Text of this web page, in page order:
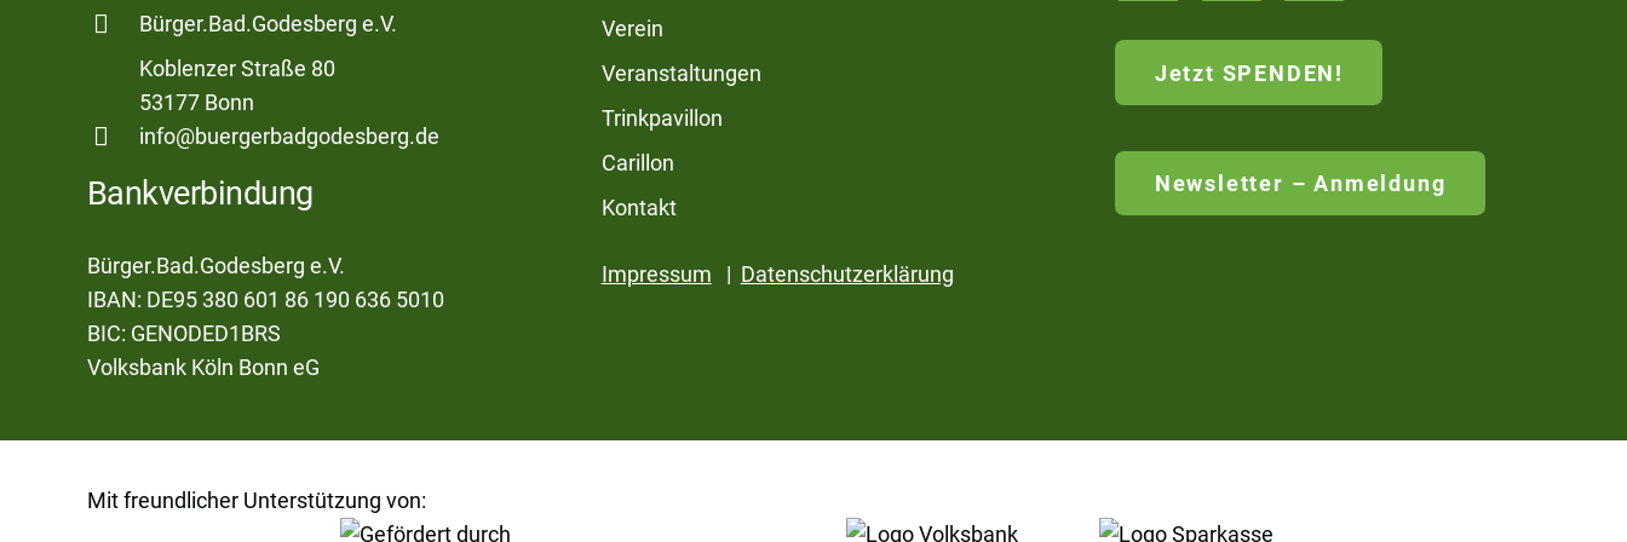
Bürger.Bad.Godesberg e.V.
Koblenzer Straße 80
53177 Bonn
info@buergerbadgodesberg.de
Bankverbindung
Bürger.Bad.Godesberg e.V.
IBAN: DE95 380 601 86 190 636 5010
BIC: GENODED1BRS
Volksbank Köln Bonn eG
Verein
Veranstaltungen
Trinkpavillon
Carillon
Kontakt
Impressum | Datenschutzerklärung
Jetzt SPENDEN!
Newsletter – Anmeldung
Mit freundlicher Unterstützung von: